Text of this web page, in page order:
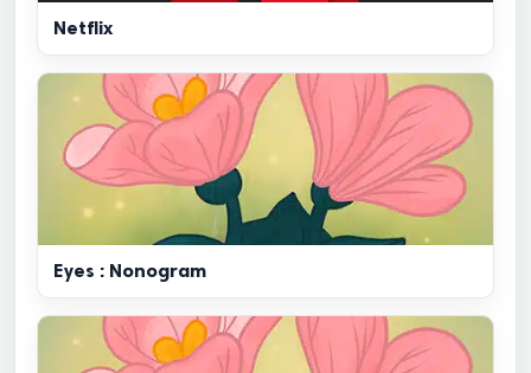
Netflix
Eyes : Nonogram